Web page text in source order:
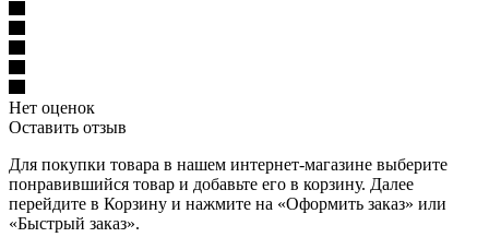
Нет оценок
Оставить отзыв
Для покупки товара в нашем интернет-магазине выберите
понравившийся товар и добавьте его в корзину. Далее
перейдите в Корзину и нажмите на «Оформить заказ» или
«Быстрый заказ».